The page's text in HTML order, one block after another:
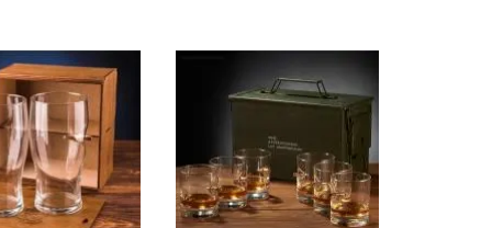
Хлопцю
Хрещеному
Чоловіку